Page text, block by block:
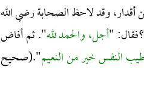
أقدار، وقد لاحظ الصحابة رضي الله
"أجل، والحمد لله". ثم أفاض
النفس خير من النعيم".(صحيح